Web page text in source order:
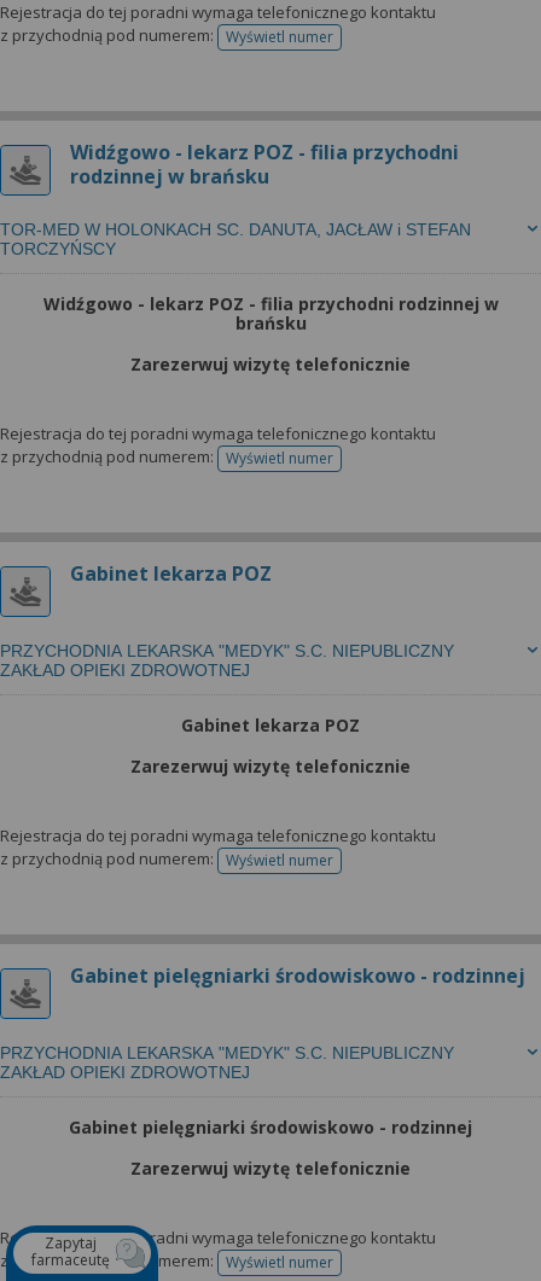
Rejestracja do tej poradni wymaga telefonicznego kontaktu
z przychodnią pod numerem:
Wyświetl numertelefonu do rejestracji
Widźgowo - lekarz POZ - filia przychodni
rodzinnej w brańsku
TOR-MED W HOLONKACH SC. DANUTA, JACŁAW i STEFAN
TORCZYŃSCY
Widźgowo - lekarz POZ - filia przychodni rodzinnej w
brańsku
Zarezerwuj wizytę telefonicznie
Rejestracja do tej poradni wymaga telefonicznego kontaktu
z przychodnią pod numerem:
Wyświetl numertelefonu do rejestracji
Gabinet lekarza POZ
PRZYCHODNIA LEKARSKA "MEDYK" S.C. NIEPUBLICZNY
ZAKŁAD OPIEKI ZDROWOTNEJ
Gabinet lekarza POZ
Zarezerwuj wizytę telefonicznie
Rejestracja do tej poradni wymaga telefonicznego kontaktu
z przychodnią pod numerem:
Wyświetl numertelefonu do rejestracji
Gabinet pielęgniarki środowiskowo - rodzinnej
PRZYCHODNIA LEKARSKA "MEDYK" S.C. NIEPUBLICZNY
ZAKŁAD OPIEKI ZDROWOTNEJ
Gabinet pielęgniarki środowiskowo - rodzinnej
Zarezerwuj wizytę telefonicznie
Rejestracja do tej poradni wymaga telefonicznego kontaktu
z przychodnią pod numerem:
Wyświetl numertelefonu do rejestracji
Zapytaj
farmaceutę